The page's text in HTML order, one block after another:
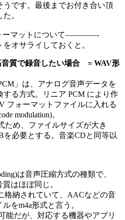
うです。最後までお付き合い頂
。
ーマットについて————-
オサライしておくと。
質で録音したい場合 = WAV形
」は、アナログ音声データを
る方式。リニア PCM により作
フォーマットファイルに入れる
modulation)。
ため、ファイルサイズが大き
を必要とする。音楽CDと同等以
は音声圧縮方式の種類で、
はほぼ同じ。
格納されていて、AACなどの音
をm4a形式と言う。
能だが、対応する機器やアプリ